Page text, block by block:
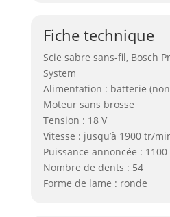
Fiche technique
Scie sabre sans-fil, Bosch
System
Alimentation : batterie
Moteur sans brosse
Tension : 18 V
Vitesse : jusqu’à 1900 tr/
Puissance annoncée : 1100
Nombre de dents : 54
Forme de lame : ronde